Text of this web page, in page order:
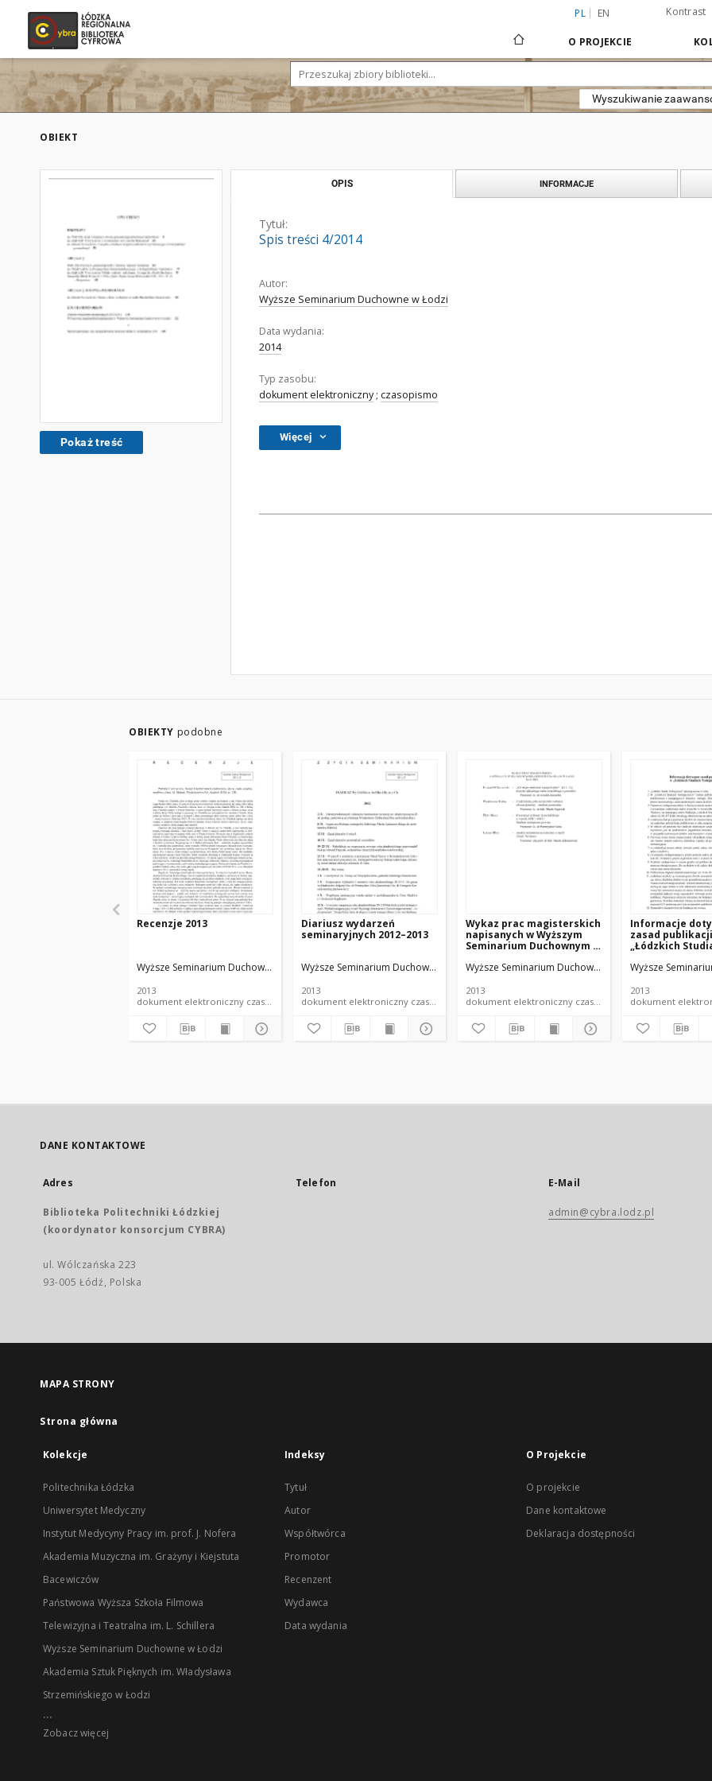
PL EN Kontrast
O PROJEKCIE
Wyszukiwanie
OBIEKT
Pokaż treść
OPIS INFORMACJE
Tytuł:
Spis treści 4/2014
Autor:
Wyższe Seminarium Duchowne w Łodzi
Data wydania:
2014
Typ zasobu:
dokument elektroniczny; czasopismo
Więcej
OBIEKTY podobne
Recenzje 2013
Wyższe Seminarium Duchowne w Łodzi
2013
dokument elektroniczny czasopismo
Diariusz wydarzeń
seminaryjnych 2012–2013
Wyższe Seminarium Duchowne w Łodzi
2013
dokument elektroniczny czasopismo
Wykaz prac magisterskich
napisanych w Wyższym
Seminarium Duchownym w
Wyższe Seminarium Duchowne w Łodzi
2013
dokument elektroniczny czasopismo
Informacje
zasad
„Łódzkich
Wyższe
2013
DANE KONTAKTOWE
Adres
Biblioteka Politechniki Łódzkiej
(koordynator konsorcjum CYBRA)
ul. Wólczańska 223
93-005 Łódź, Polska
Telefon E-Mail
admin@cybra.lodz.pl
MAPA STRONY
Strona główna
Kolekcje
Politechnika Łódzka
Uniwersytet Medyczny
Instytut Medycyny Pracy im. prof. J. Nofera
Akademia Muzyczna im. Grażyny i Kiejstuta
Bacewiczów
Państwowa Wyższa Szkoła Filmowa
Telewizyjna i Teatralna im. L. Schillera
Wyższe Seminarium Duchowne w Łodzi
Akademia Sztuk Pięknych im. Władysława
Strzemińskiego w Łodzi
...
Zobacz więcej
Indeksy
Tytuł
Autor
Współtwórca
Promotor
Recenzent
Wydawca
Data wydania
O Projekcie
O projekcie
Dane kontaktowe
Deklaracja dostępności